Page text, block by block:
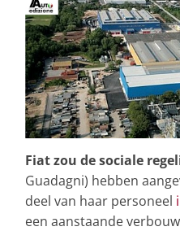
Fiat zou de sociale
Guadagni) hebben
deel van haar personeel
een aanstaande